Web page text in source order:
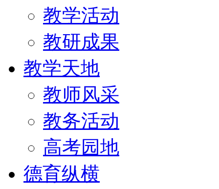
教学活动
教研成果
教学天地
教师风采
教务活动
高考园地
德育纵横